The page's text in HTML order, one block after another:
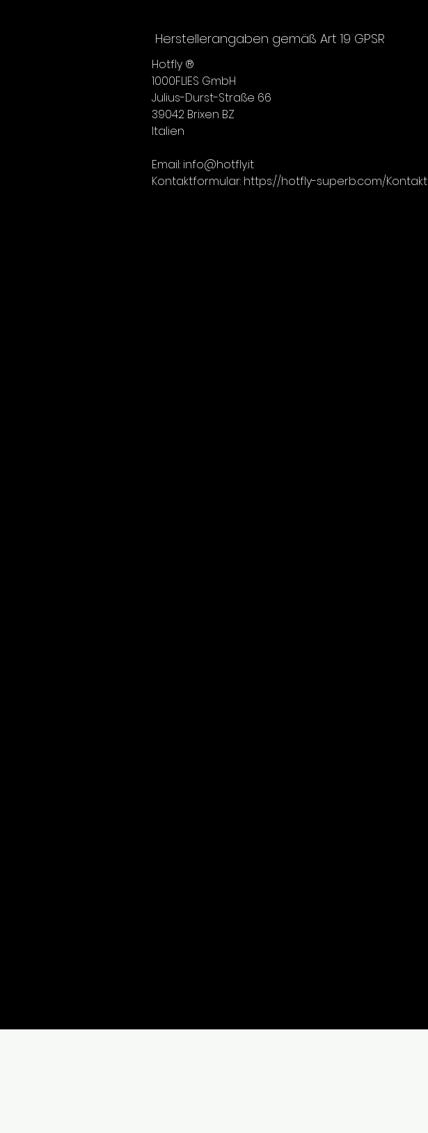
Herstellerangaben gemäß Art 19 GPSR
Hotfly ®
1000FLIES GmbH
Julius-Durst-Straße 66
39042 Brixen BZ
Italien
Email: info@hotfly.it
Kontaktformular: https://hotfly-superb.com/Kontakt